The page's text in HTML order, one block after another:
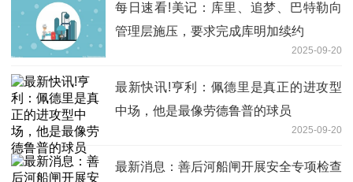
每日速看!美记：库里、追梦、巴特勒向
管理层施压，要求完成库明加续约
2025-09-20
最新快讯!亨利：佩德里是真正的进攻型
中场，他是最像劳德鲁普的球员
2025-09-20
最新消息：善后河船闸开展安全专项检查